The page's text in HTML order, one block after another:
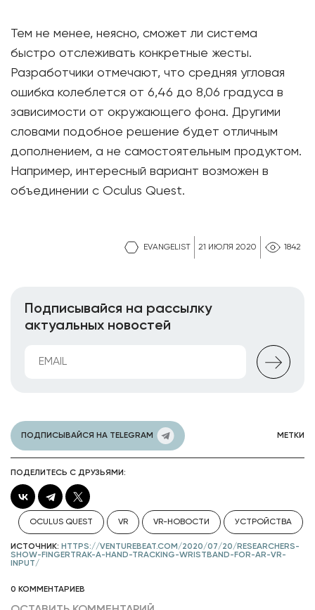
EVANGELIST 21 ИЮЛЯ 2020 1842
Тем не менее, неясно, сможет ли система
быстро отслеживать конкретные жесты.
Разработчики отмечают, что средняя угловая
ошибка колеблется от 6,46 до 8,06 градуса в
зависимости от окружающего фона. Другими
словами подобное решение будет отличным
дополнением, а не самостоятельным продуктом.
Например, интересный вариант возможен в
объединении с Oculus Quest.
Подписывайся на рассылку
актуальных новостей
ПОДПИСЫВАЙСЯ НА TELEGRAM МЕТКИ
ПОДЕЛИТЕСЬ С ДРУЗЬЯМИ:
OCULUS QUEST VR VR-НОВОСТИ УСТРОЙСТВА
ИСТОЧНИК: HTTPS://VENTUREBEAT.COM/2020/07/20/RESEARCHERS-
SHOW-FINGERTRAK-A-HAND-TRACKING-WRISTBAND-FOR-AR-VR-
INPUT/
0 КОММЕНТАРИЕВ